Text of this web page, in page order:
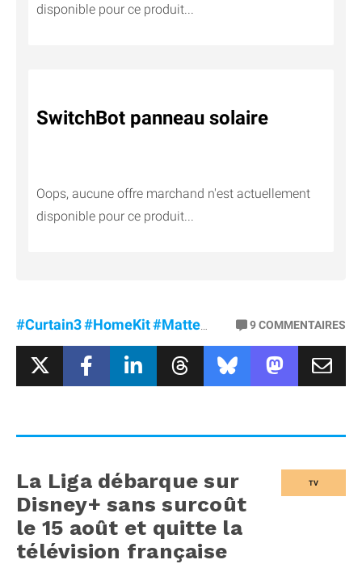
disponible pour ce produit...
SwitchBot panneau solaire
Oops, aucune offre marchand n'est actuellement
disponible pour ce produit...
#Curtain3#HomeKit#Matter #SwitchBot
9COMMENTAIRES
TV
La Liga débarque sur
Disney+ sans surcoût
le 15 août et quitte la
télévision française